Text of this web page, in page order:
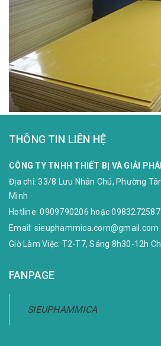
THÔNG TIN LIÊN HỆ
CÔNG TY TNHH THIẾT BỊ VÀ GIẢI
Địa chỉ:33/8 Lưu Nhân Chú, Phường
Minh
Hotline:0909790206 hoặc0983272587
Email: sieuphammica.com@gmail.com
Giờ Làm Việc: T2-T7, Sáng 8h30-12h
FANPAGE
SIEUPHAMMICA